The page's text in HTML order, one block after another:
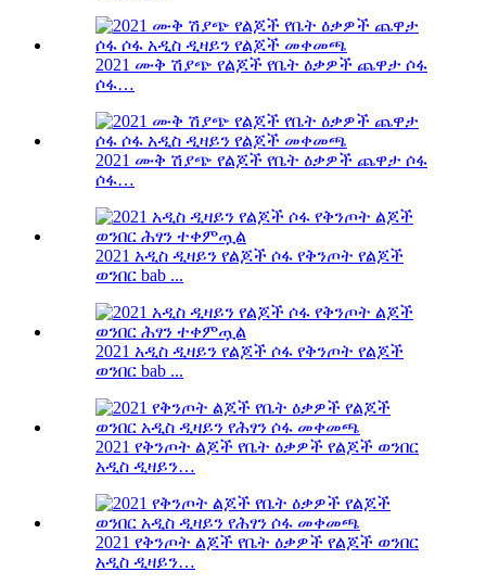
2021 ሙቅ ሽያጭ የልጆች የቤት ዕቃዎች ጨዋታ ሶፋ
ሶፋ…
2021 ሙቅ ሽያጭ የልጆች የቤት ዕቃዎች ጨዋታ ሶፋ
ሶፋ…
2021 አዲስ ዲዛይን የልጆች ሶፋ የቅንጦት የልጆች
ወንበር bab ...
2021 አዲስ ዲዛይን የልጆች ሶፋ የቅንጦት የልጆች
ወንበር bab ...
2021 የቅንጦት ልጆች የቤት ዕቃዎች የልጆች ወንበር
አዲስ ዲዛይን…
2021 የቅንጦት ልጆች የቤት ዕቃዎች የልጆች ወንበር
አዲስ ዲዛይን…